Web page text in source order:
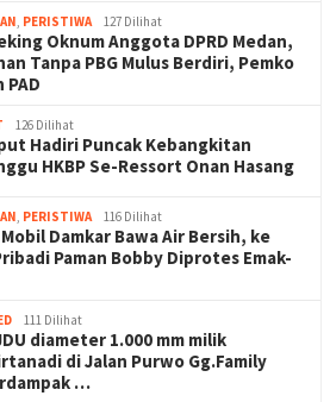
PERISTIWA 127 Dilihat
Oknum Anggota DPRD Medan,
Tanpa PBG Mulus Berdiri, Pemko
126 Dilihat
Hadiri Puncak Kebangkitan
HKBP Se-Ressort Onan Hasang
PERISTIWA 116 Dilihat
Damkar Bawa Air Bersih, ke
Paman Bobby Diprotes Emak-
111 Dilihat
diameter 1.000 mm milik
di Jalan Purwo Gg.Family
…